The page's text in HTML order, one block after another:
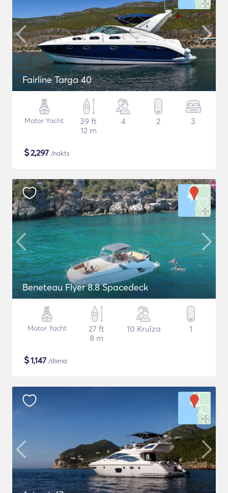
Fairline Targa 40
Motor Yacht
39 ft
12 m
4 2 3
$2,297 /nakts
Beneteau Flyer 8.8 Spacedeck
Motor Yacht
27 ft
8 m
10 Kruīza 1
$1,147 /diena